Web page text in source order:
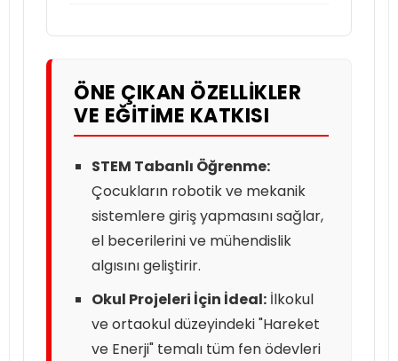
ÖNE ÇIKAN ÖZELLIKLER
VE EĞITIME KATKISI
STEM Tabanlı Öğrenme:
Çocukların robotik ve mekanik
sistemlere giriş yapmasını sağlar,
el becerilerini ve mühendislik
algısını geliştirir.
Okul Projeleri İçin İdeal: İlkokul
ve ortaokul düzeyindeki "Hareket
ve Enerji" temalı tüm fen ödevleri